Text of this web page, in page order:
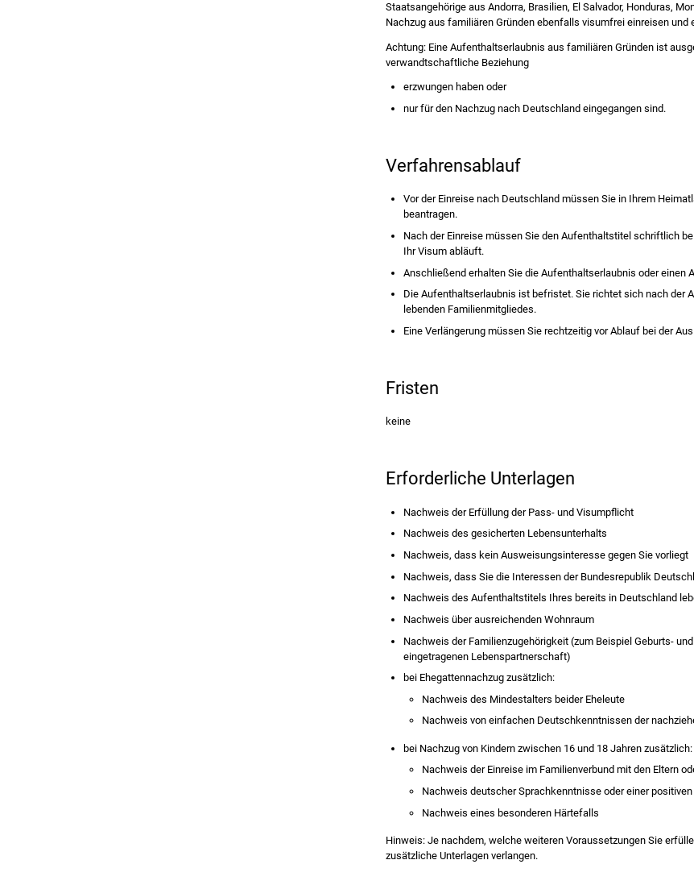
Staatsangehörige aus Andorra, Brasilien, El Salvador, Honduras,
Nachzug aus familiären Gründen ebenfalls visumfrei einreisen
Achtung:Eine Aufenthaltserlaubnis aus familiären Gründen ist
verwandtschaftliche Beziehung
erzwungen haben oder
nur für den Nachzug nach Deutschland eingegangen sind.
Verfahrensablauf
Vor der Einreise nach Deutschland müssen Sie in Ihrem
beantragen.
Nach der Einreise müssen Sie den Aufenthaltstitel schriftlich
Ihr Visum abläuft.
Anschließend erhalten Sie die Aufenthaltserlaubnis oder einen
Die Aufenthaltserlaubnis ist befristet. Sie richtet sich nach der
lebenden Familienmitgliedes.
Eine Verlängerung müssen Sie rechtzeitig vor Ablauf bei der
Fristen
keine
Erforderliche Unterlagen
Nachweis der Erfüllung der Pass- und Visumpflicht
Nachweis des gesicherten Lebensunterhalts
Nachweis, dass kein Ausweisungsinteresse gegen Sie vorliegt
Nachweis, dass Sie die Interessen der Bundesrepublik
Nachweis des Aufenthaltstitels Ihres bereits in Deutschland
Nachweis über ausreichenden Wohnraum
Nachweis der Familienzugehörigkeit (zum Beispiel Geburts-
eingetragenen Lebenspartnerschaft)
bei Ehegattennachzug zusätzlich:
Nachweis des Mindestalters beider Eheleute
Nachweis von einfachen Deutschkenntnissen der
bei Nachzug von Kindern zwischen 16 und 18 Jahren zusätzlich:
Nachweis der Einreise im Familienverbund mit den Eltern
Nachweis deutscher Sprachkenntnisse oder einer
Nachweis eines besonderen Härtefalls
Hinweis: Je nachdem, welche weiteren Voraussetzungen Sie
zusätzliche Unterlagen verlangen.